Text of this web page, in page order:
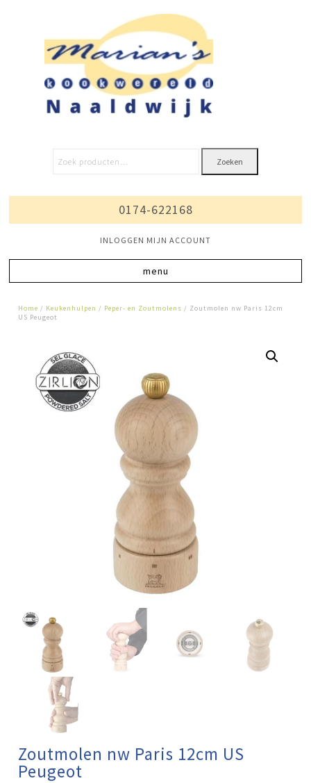
Zoeken
0174-622168
INLOGGEN MIJN ACCOUNT
Home / Keukenhulpen / Peper- en Zoutmolens / Zoutmolen nw Paris 12cm
US Peugeot
Zoutmolen nw Paris 12cm US
Peugeot